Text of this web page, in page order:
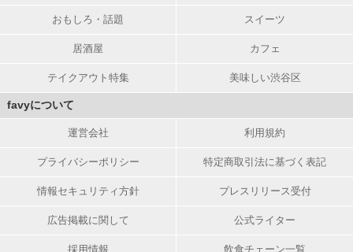
おもしろ・話題 スイーツ
居酒屋 カフェ
テイクアウト特集 美味しい渋谷区
favyについて
運営会社 利用規約
プライバシーポリシー 特定商取引法に基づく表記
情報セキュリティ方針 プレスリリース受付
広告掲載に関して 公式ライター
採用情報 飲食チェーン一覧